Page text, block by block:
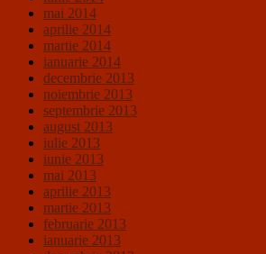
mai 2014
aprilie 2014
martie 2014
ianuarie 2014
decembrie 2013
noiembrie 2013
septembrie 2013
august 2013
iulie 2013
iunie 2013
mai 2013
aprilie 2013
martie 2013
februarie 2013
ianuarie 2013